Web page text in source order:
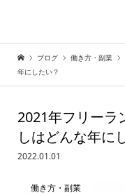
ブログ 働き方・副業
年にしたい？
2021年フリーラ
しはどんな年に
2022.01.01
働き方・副業